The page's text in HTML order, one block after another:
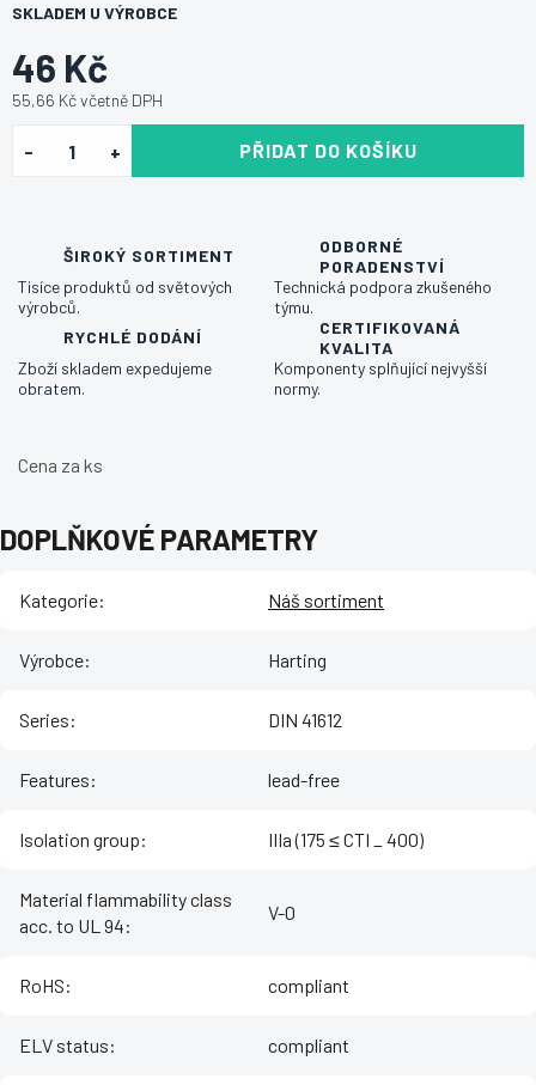
46 Kč
55,66 Kč včetně DPH
SKLADEM U VÝROBCE
PŘIDAT DO KOŠÍKU
ŠIROKÝ SORTIMENT
Tisíce produktů od světových
výrobců.
ODBORNÉ
PORADENSTVÍ
Technická podpora zkušeného
týmu.
RYCHLÉ DODÁNÍ
Zboží skladem expedujeme
obratem.
CERTIFIKOVANÁ
KVALITA
Komponenty splňující nejvyšší
normy.
Cena za ks
DOPLŇKOVÉ PARAMETRY
Kategorie: Náš sortiment
Výrobce: Harting
Series: DIN 41612
Features: lead-free
Isolation group: IIIa (175 ≤ CTI _ 400)
Material flammability class
acc. to UL 94:
V-0
RoHS: compliant
ELV status: compliant